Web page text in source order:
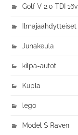
Golf V 2.0 TDI 16v
Ilmajäähdytteiset
Junakeula
kilpa-autot
Kupla
lego
Model S Raven